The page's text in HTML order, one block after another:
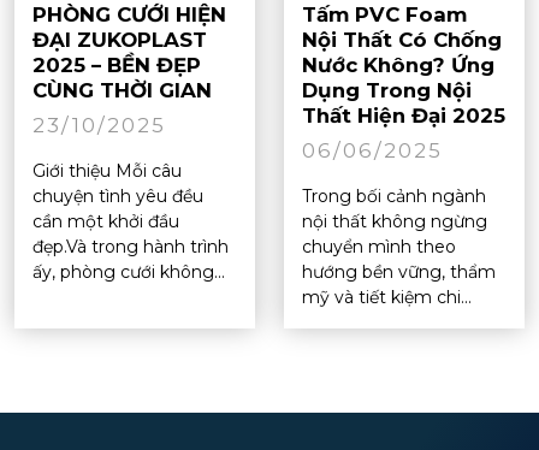
PHÒNG CƯỚI HIỆN
ĐẠI ZUKOPLAST
2025 – BỀN ĐẸP
CÙNG THỜI GIAN
23/10/2025
Giới thiệu Mỗi câu
chuyện tình yêu đều
cần một khởi đầu
đẹp.Và trong hành trình
ấy, phòng cưới không...
Tấm PVC Foam
Nội Thất Có Chống
Nước Không? Ứng
Dụng Trong Nội
Thất Hiện Đại 2025
06/06/2025
Trong bối cảnh ngành
nội thất không ngừng
chuyển mình theo
hướng bền vững, thẩm
mỹ và tiết kiệm chi...